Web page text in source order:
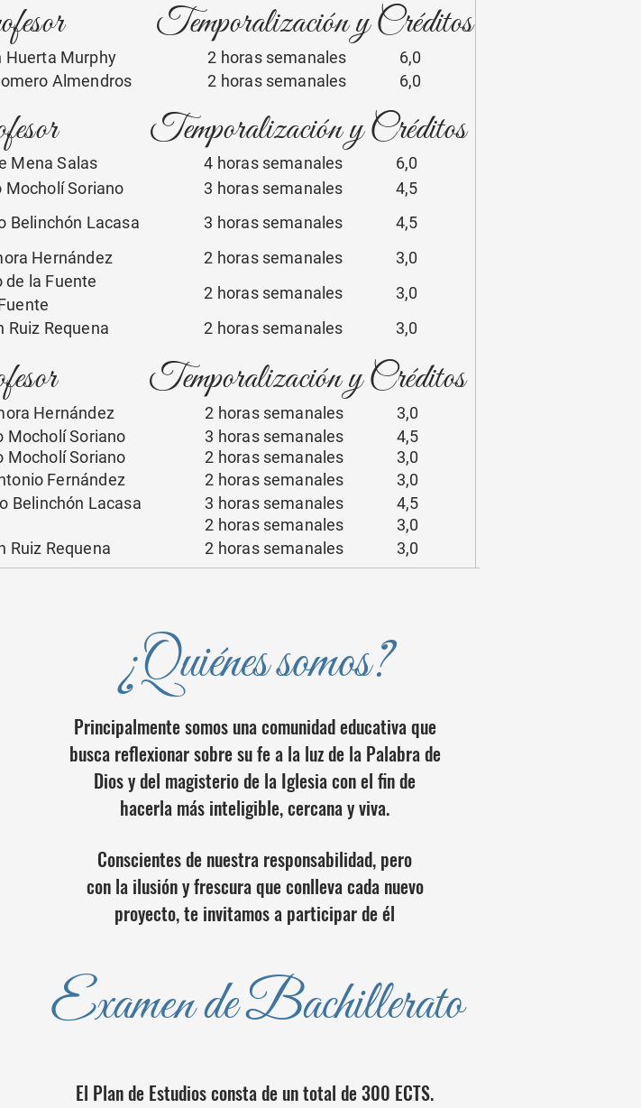
Temporalización y Créditos
Almendros 2 horas semanales 6,0
Huerta Murphy 2 horas semanales 6,0
Mena Salas
Temporalización y Créditos
4 horas semanales 6,0
Mocholí Soriano
Belinchón Lacasa
Hernández
3 horas semanales 4,5
3 horas semanales 4,5
2 horas semanales 3,0
Mocholí Soriano
Mocholí Soriano
Fernández
Belinchón Lacasa
Temporalización y Créditos
3 horas semanales 4,5
2 horas semanales 3,0
2 horas semanales 3,0
3 horas semanales 4,5
de la Fuente
2 horas semanales 3,0
Ruiz Requena 2 horas semanales 3,0
Hernández 2 horas semanales 3,0
2 horas semanales 3,0
Ruiz Requena 2 horas semanales 3,0
¿Quiénes somos?
Principalmente somos una comunidad educativa que
busca reflexionar sobre su fe a la luz de la Palabra de
Dios y del magisterio de la Iglesia con el fin de
hacerla más inteligible, cercana y viva.
Conscientes de nuestra responsabilidad, pero
con la ilusión y frescura que conlleva cada nuevo
proyecto, te invitamos a participar de él
Examen de Bachillerato
El Plan de Estudios consta de un total de 300 ECTS.